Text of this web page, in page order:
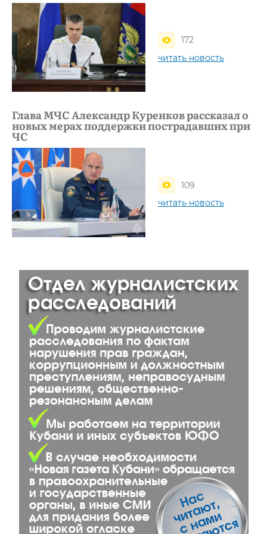
172
читать новость
Глава МЧС Александр Куренков рассказал о
новых мерах поддержки пострадавших при
ЧС
109
читать новость